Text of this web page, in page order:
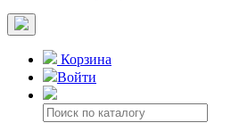
Корзина
Войти